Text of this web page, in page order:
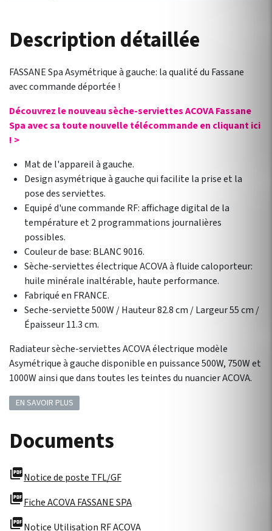
Description détaillée
FASSANE Spa Asymétrique à gauche: la qualité du Fassane
avec commande déportée !
Découvrez le nouveau sèche-serviettes ACOVA Fassane
Spa avec sa toute nouvelle télécommande en cliquant ici
! >
Mat de l'appareil à gauche.
Design asymétrique à gauche qui facilite la prise et la
pose des serviettes.
Equipé d'une commande RF: affichage digital de la
température et 2 programmations journalières
possibles.
Couleur de base: BLANC 9016.
Sèche-serviettes électrique ACOVA à fluide caloporteur:
huile minérale inaltérable, haute performance.
Fabriqué en FRANCE.
Seche-serviette 500W / Hauteur 82.8 cm / Largeur 55 cm /
Épaisseur 11.3 cm.
Radiateur sèche-serviettes ACOVA électrique modèle
Asymétrique à gauche disponible en puissance 500W, 750W et
1000W ainsi que dans toutes les teintes du nuancier ACOVA.
EN SAVOIR PLUS
Documents
picture_as_pdfNotice de poste TFL/GF
picture_as_pdfFiche ACOVA FASSANE SPA
picture_as_pdfNotice Utilisation RF ACOVA